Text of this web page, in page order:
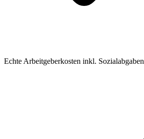
Echte Arbeitgeberkosten inkl. Sozialabgaben